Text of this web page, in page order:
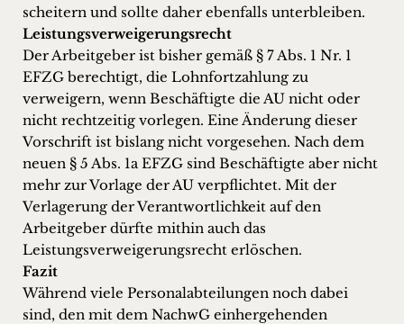
scheitern und sollte daher ebenfalls unterbleiben.
Leistungsverweigerungsrecht
Der Arbeitgeber ist bisher gemäß § 7 Abs. 1 Nr. 1
EFZG berechtigt, die Lohnfortzahlung zu
verweigern, wenn Beschäftigte die AU nicht oder
nicht rechtzeitig vorlegen. Eine Änderung dieser
Vorschrift ist bislang nicht vorgesehen. Nach dem
neuen § 5 Abs. 1a EFZG sind Beschäftigte aber nicht
mehr zur Vorlage der AU verpflichtet. Mit der
Verlagerung der Verantwortlichkeit auf den
Arbeitgeber dürfte mithin auch das
Leistungsverweigerungsrecht erlöschen.
Fazit
Während viele Personalabteilungen noch dabei
sind, den mit dem NachwG einhergehenden